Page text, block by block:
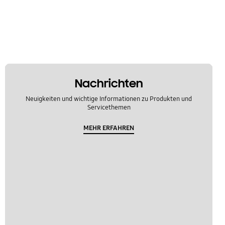
Nachrichten
Neuigkeiten und wichtige Informationen zu Produkten und
Servicethemen
MEHR ERFAHREN